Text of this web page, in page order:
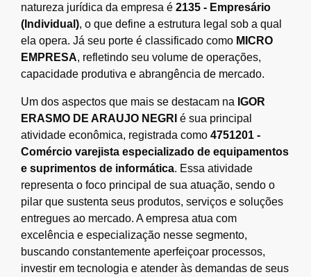
natureza jurídica da empresa é 2135 - Empresário
(Individual), o que define a estrutura legal sob a qual
ela opera. Já seu porte é classificado como MICRO
EMPRESA, refletindo seu volume de operações,
capacidade produtiva e abrangência de mercado.
Um dos aspectos que mais se destacam na IGOR
ERASMO DE ARAUJO NEGRI é sua principal
atividade econômica, registrada como 4751201 -
Comércio varejista especializado de equipamentos
e suprimentos de informática. Essa atividade
representa o foco principal de sua atuação, sendo o
pilar que sustenta seus produtos, serviços e soluções
entregues ao mercado. A empresa atua com
excelência e especialização nesse segmento,
buscando constantemente aperfeiçoar processos,
investir em tecnologia e atender às demandas de seus